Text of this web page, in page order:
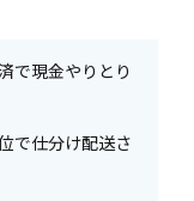
で現金やりとり
で仕分け配送さ